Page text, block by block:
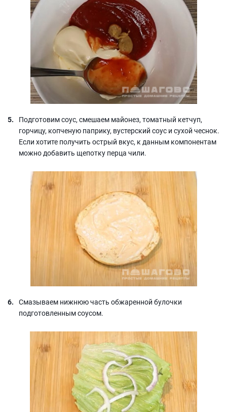
Подготовим соус, смешаем майонез, томатный кетчуп,
горчицу, копченую паприку, вустерский соус и сухой чеснок.
Если хотите получить острый вкус, к данным компонентам
можно добавить щепотку перца чили.
Смазываем нижнюю часть обжаренной булочки
подготовленным соусом.